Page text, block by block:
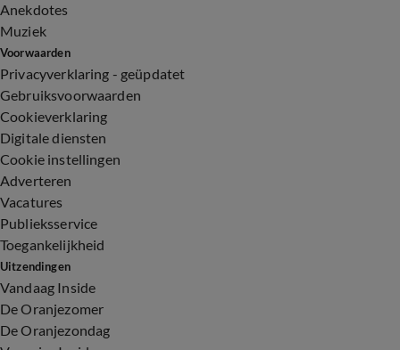
Anekdotes
Muziek
Voorwaarden
Privacyverklaring - geüpdatet
Gebruiksvoorwaarden
Cookieverklaring
Digitale diensten
Cookie instellingen
Adverteren
Vacatures
Publieksservice
Toegankelijkheid
Uitzendingen
Vandaag Inside
De Oranjezomer
De Oranjezondag